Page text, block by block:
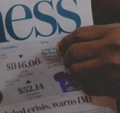
is intended for
industry,
experts, and senior
לחץ לפרטים